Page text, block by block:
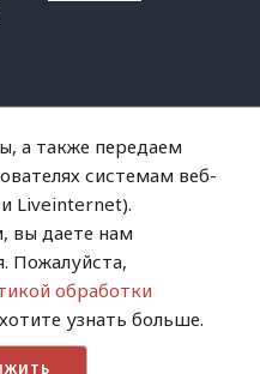
а также передаем
системам веб-
Liveinternet).
вы даете нам
Пожалуйста,
обработки
узнать больше.